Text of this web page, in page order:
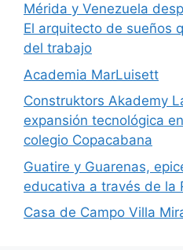
​Mérida y Venezuela
El arquitecto de sueños
del trabajo
Academia MarLuisett
Construktors Akademy
expansión tecnológica
colegio Copacabana
Guatire y Guarenas,
educativa a través de la
Casa de Campo Villa